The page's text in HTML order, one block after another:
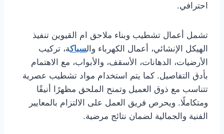
احترافي.
تشمل أعمال تشطيب وبناء ملاحق ام القيوين تنفيذ
الهيكل الإنشائي، أعمال الكهرباء والسباكة، تركيب
الأرضيات، الدهانات، الأسقف، والأبواب، مع الاهتمام
بأدق التفاصيل. كما يتم استخدام مواد تشطيب عصرية
تتناسب مع ذوق العميل وتمنح الملحق مظهرًا أنيقًا
ومتكاملًا. ويحرص فريق العمل على الالتزام بالمعايير
الفنية والجمالية لضمان نتائج مرضية.